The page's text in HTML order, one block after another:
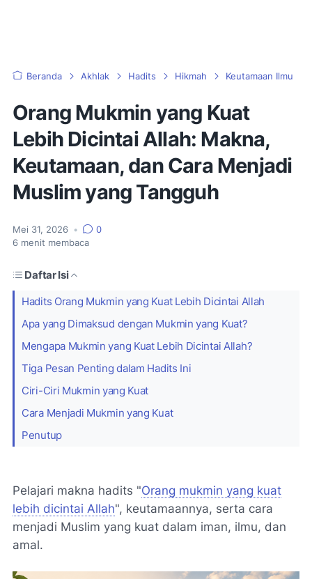
Beranda Akhlak Hadits Hikmah Keutamaan Ilmu
Orang Mukmin yang Kuat
Lebih Dicintai Allah: Makna,
Keutamaan, dan Cara Menjadi
Muslim yang Tangguh
Mei 31, 2026 •
0
6 menit membaca
Daftar Isi
Hadits Orang Mukmin yang Kuat Lebih Dicintai Allah
Apa yang Dimaksud dengan Mukmin yang Kuat?
Mengapa Mukmin yang Kuat Lebih Dicintai Allah?
Tiga Pesan Penting dalam Hadits Ini
Ciri-Ciri Mukmin yang Kuat
Cara Menjadi Mukmin yang Kuat
Penutup
Pelajari makna hadits "Orang mukmin yang kuat
lebih dicintai Allah", keutamaannya, serta cara
menjadi Muslim yang kuat dalam iman, ilmu, dan
amal.